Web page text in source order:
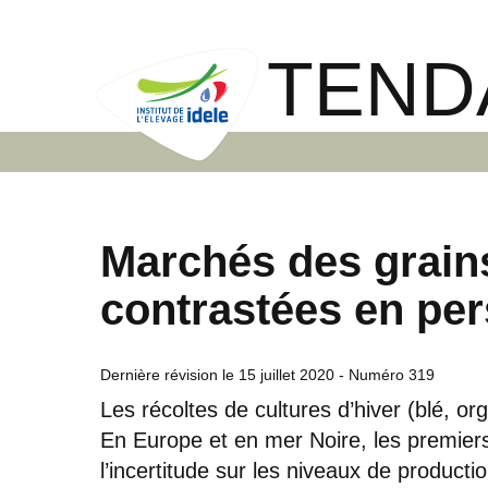
Marchés des
contrastées en
Dernière révision le 15 juillet 2020 - Numéro 319
Les récoltes de cultures d’hiver (blé,
En Europe et en mer Noire, les
l’incertitude sur les niveaux de